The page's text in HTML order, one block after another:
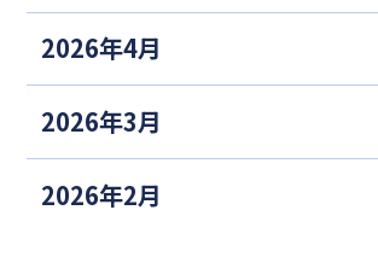
2026年4月
2026年3月
2026年2月